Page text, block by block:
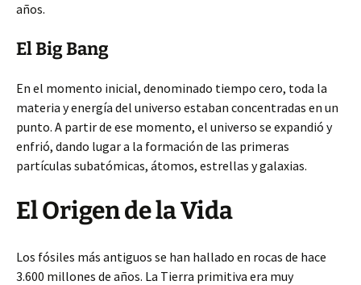
años.
El Big Bang
En el momento inicial, denominado tiempo cero, toda la
materia y energía del universo estaban concentradas en un
punto. A partir de ese momento, el universo se expandió y
enfrió, dando lugar a la formación de las primeras
partículas subatómicas, átomos, estrellas y galaxias.
El Origen de la Vida
Los fósiles más antiguos se han hallado en rocas de hace
3.600 millones de años. La Tierra primitiva era muy